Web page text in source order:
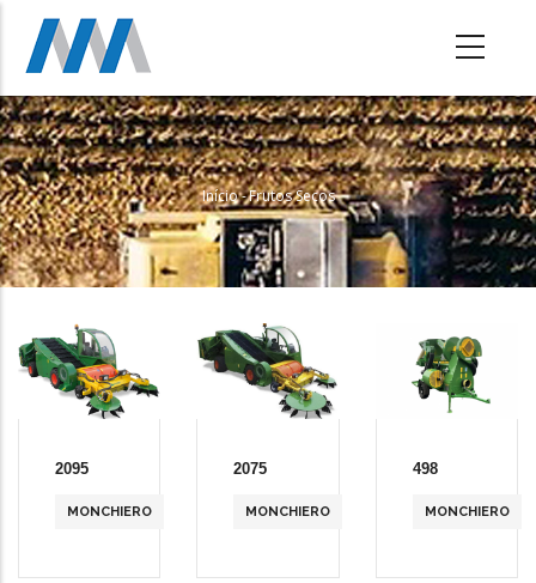
Passar
para
conteúdo
principal
Navegação
Estrutural
Início-Frutos Secos
2095
MONCHIERO
2075
MONCHIERO
498
MONCHIERO